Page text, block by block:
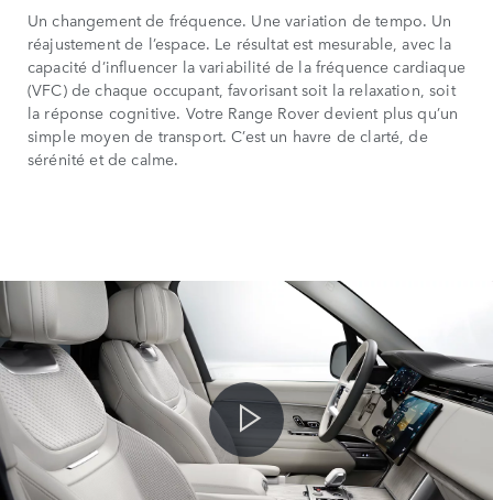
Un changement de fréquence. Une variation de tempo. Un
réajustement de l’espace. Le résultat est mesurable, avec la
capacité d’influencer la variabilité de la fréquence cardiaque
(VFC) de chaque occupant, favorisant soit la relaxation, soit
la réponse cognitive. Votre Range Rover devient plus qu’un
simple moyen de transport. C’est un havre de clarté, de
sérénité et de calme.